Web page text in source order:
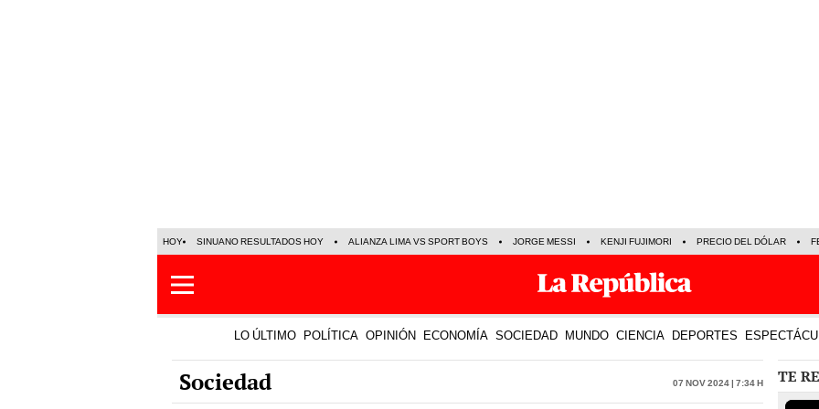
HOY SINUANO RESULTADOS HOY ALIANZA LIMA VS SPORT BOYS JORGE MESSI KENJI FUJIMORI PRECIO DEL DÓLAR
LO ÚLTIMO POLÍTICA OPINIÓN ECONOMÍA SOCIEDAD MUNDO CIENCIA DEPORTES
Sociedad 07 Nov 2024 | 7:34 h TE